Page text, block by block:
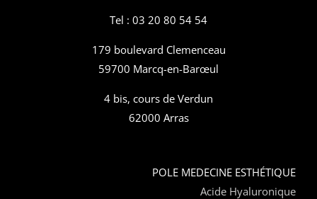
Tel : 03 20 80 54 54
179 boulevard Clemenceau
59700 Marcq-en-Barœul
4 bis, cours de Verdun
62000 Arras
POLE MEDECINE ESTHÉTIQUE
Acide Hyaluronique